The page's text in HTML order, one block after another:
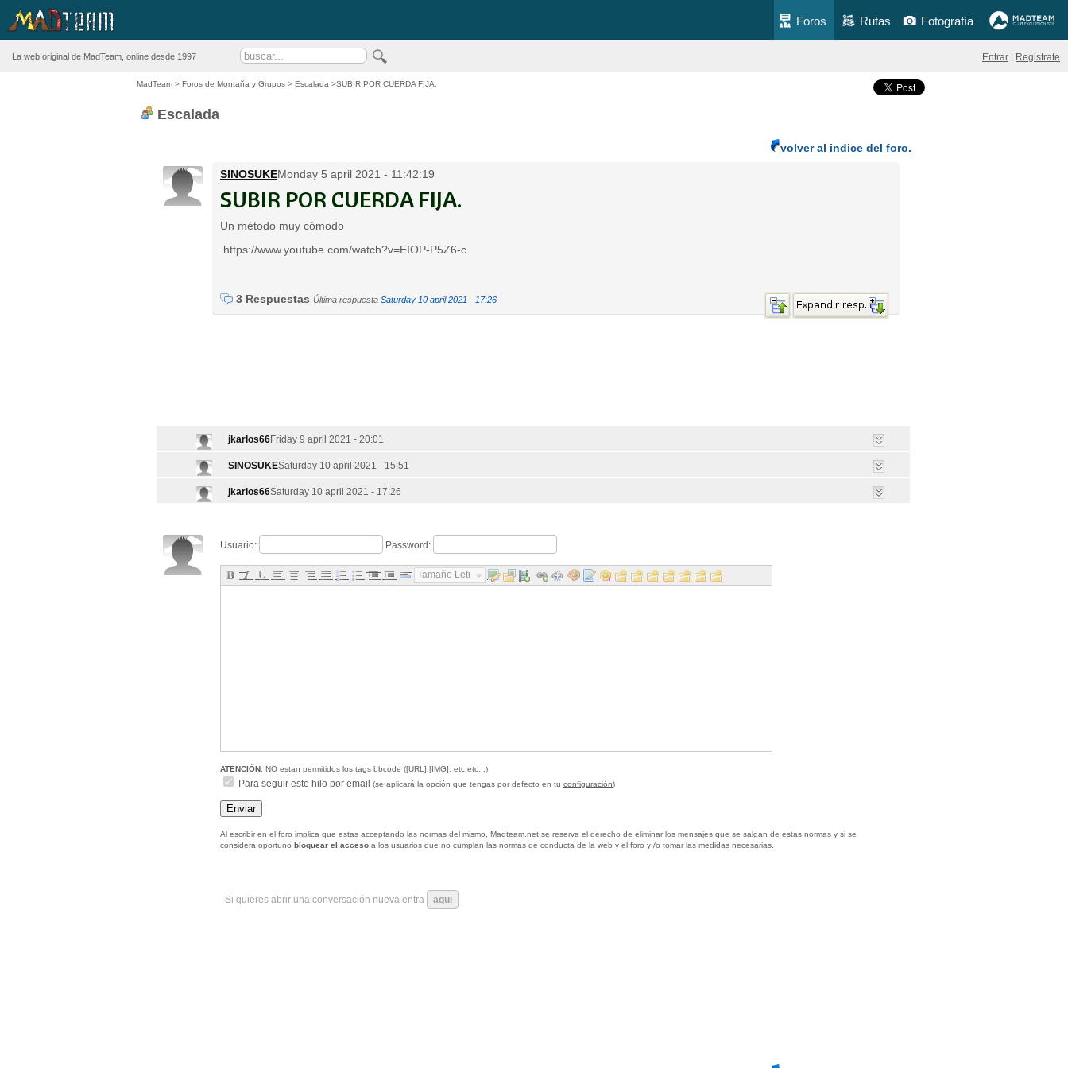
Foros Rutas Fotografía
La web original de MadTeam, online desde 1997 Entrar Registrate
MadTeam > Foros de Montaña y Grupos > Escalada >SUBIR POR CUERDA FIJA.
Escalada
volver al indice del foro.
SINOSUKEMonday 5 april 2021 - 11:42:19
SUBIR POR CUERDA FIJA.
Un método muy cómodo
.https://www.youtube.com/watch?v=EIOP-P5Z6-c
3 Respuestas Última respuesta Saturday 10 april 2021 - 17:26
jkarlos66Friday 9 april 2021 - 20:01
SINOSUKESaturday 10 april 2021 - 15:51
jkarlos66Saturday 10 april 2021 - 17:26
Usuario: Password:
Tamaño Letra...
ATENCIÓN: NO estan permitidos los tags bbcode ([URL],[IMG], etc etc...)
Para seguir este hilo por email (se aplicará la opción que tengas por defecto en tu configuración)
Al escribir en el foro implica que estas acceptando las normas del mismo, Madteam.net se reserva el derecho de eliminar los mensajes que se salgan de estas normas y si se
considera oportuno bloquear el acceso a los usuarios que no cumplan las normas de conducta de la web y el foro y /o tomar las medidas necesarias.
Si quieres abrir una conversación nueva entra aqui